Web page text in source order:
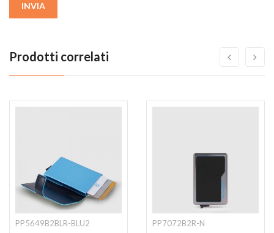
INVIA
Prodotti correlati
PP5649B2BLR-BLU2 PP7072B2R-N